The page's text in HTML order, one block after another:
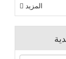
المزيد